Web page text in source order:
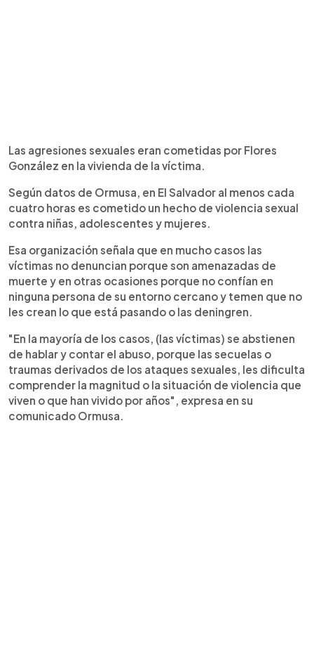
Las agresiones sexuales eran cometidas por Flores
González en la vivienda de la víctima.
Según datos de Ormusa, en El Salvador al menos cada
cuatro horas es cometido un hecho de violencia sexual
contra niñas, adolescentes y mujeres.
Esa organización señala que en mucho casos las
víctimas no denuncian porque son amenazadas de
muerte y en otras ocasiones porque no confían en
ninguna persona de su entorno cercano y temen que no
les crean lo que está pasando o las deningren.
"En la mayoría de los casos, (las víctimas) se abstienen
de hablar y contar el abuso, porque las secuelas o
traumas derivados de los ataques sexuales, les dificulta
comprender la magnitud o la situación de violencia que
viven o que han vivido por años", expresa en su
comunicado Ormusa.